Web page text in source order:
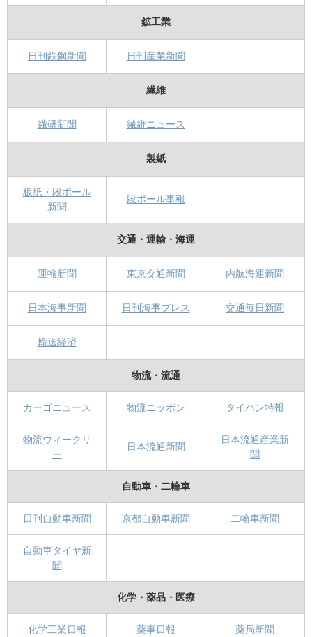
鉱工業
日刊鉄鋼新聞 日刊産業新聞
繊維
繊研新聞 繊維ニュース
製紙
板紙・段ボール
新聞
段ボール事報
交通・運輸・海運
運輸新聞 東京交通新聞 内航海運新聞
日本海事新聞 日刊海事プレス 交通毎日新聞
輸送経済
物流・流通
カーゴニュース 物流ニッポン タイハン特報
物流ウィークリ
ー
日本流通新聞
日本流通産業新
聞
自動車・二輪車
日刊自動車新聞 京都自動車新聞 二輪車新聞
自動車タイヤ新
聞
化学・薬品・医療
化学工業日報 薬事日報 薬局新聞